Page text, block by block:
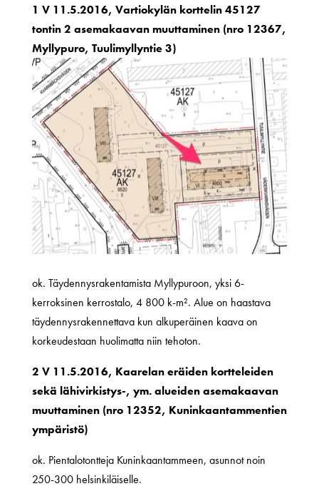
1 V 11.5.2016, Vartiokylän korttelin 45127
tontin 2 asemakaavan muuttaminen (nro 12367,
Myllypuro, Tuulimyllyntie 3)
ok. Täydennysrakentamista Myllypuroon, yksi 6-
kerroksinen kerrostalo, 4 800 k-m². Alue on haastava
täydennysrakennettava kun alkuperäinen kaava on
korkeudestaan huolimatta niin tehoton.
2 V 11.5.2016, Kaarelan eräiden kortteleiden
sekä lähivirkistys-, ym. alueiden asemakaavan
muuttaminen (nro 12352, Kuninkaantammentien
ympäristö)
ok. Pientalotontteja Kuninkaantammeen, asunnot noin
250-300 helsinkiläiselle.